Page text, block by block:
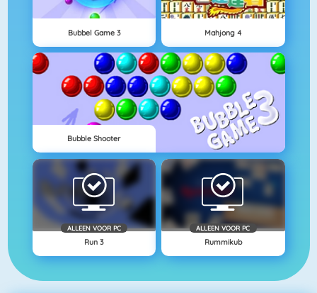
Bubbel Game 3 Mahjong 4
Bubble Shooter
ALLEEN VOOR PC
Run 3
ALLEEN VOOR PC
Rummikub